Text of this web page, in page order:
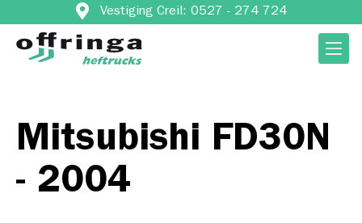
Vestiging Creil: 0527 - 274 724
Mitsubishi FD30N
- 2004